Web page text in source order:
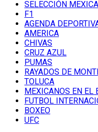
SELECCIÓN
F1
AGENDA
AMERICA
CHIVAS
CRUZ AZUL
PUMAS
RAYADOS DE
TOLUCA
MEXICANOS EN EL
FUTBOL
BOXEO
UFC